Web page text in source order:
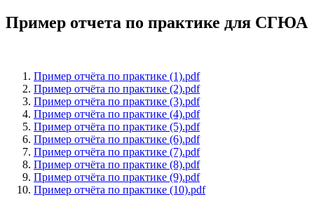
Пример отчета по практике для СГЮА
Пример отчёта по практике (1).pdf
Пример отчёта по практике (2).pdf
Пример отчёта по практике (3).pdf
Пример отчёта по практике (4).pdf
Пример отчёта по практике (5).pdf
Пример отчёта по практике (6).pdf
Пример отчёта по практике (7).pdf
Пример отчёта по практике (8).pdf
Пример отчёта по практике (9).pdf
Пример отчёта по практике (10).pdf